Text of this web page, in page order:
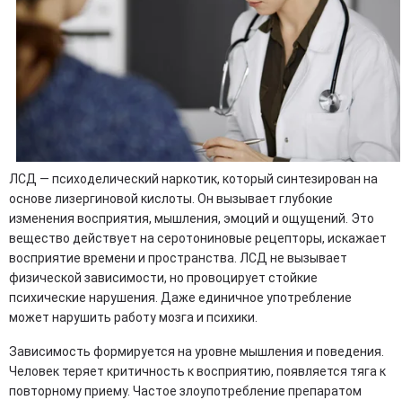
ЛСД — психоделический наркотик, который синтезирован на
основе лизергиновой кислоты. Он вызывает глубокие
изменения восприятия, мышления, эмоций и ощущений. Это
вещество действует на серотониновые рецепторы, искажает
восприятие времени и пространства. ЛСД не вызывает
физической зависимости, но провоцирует стойкие
психические нарушения. Даже единичное употребление
может нарушить работу мозга и психики.
Зависимость формируется на уровне мышления и поведения.
Человек теряет критичность к восприятию, появляется тяга к
повторному приему. Частое злоупотребление препаратом